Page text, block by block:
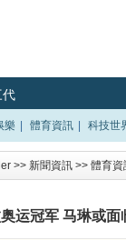
代
樂 體育資訊 科技世
>> 新聞資訊 >> 體育資
运冠军 马琳或面